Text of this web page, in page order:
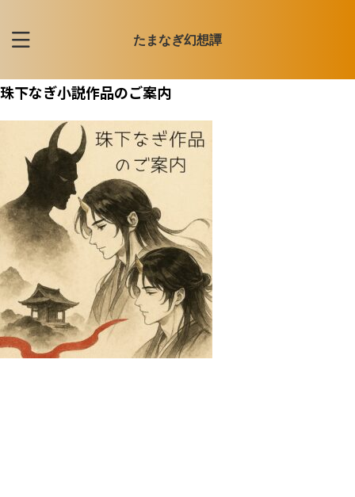
たまなぎ幻想譚
珠下なぎ小説作品のご案内